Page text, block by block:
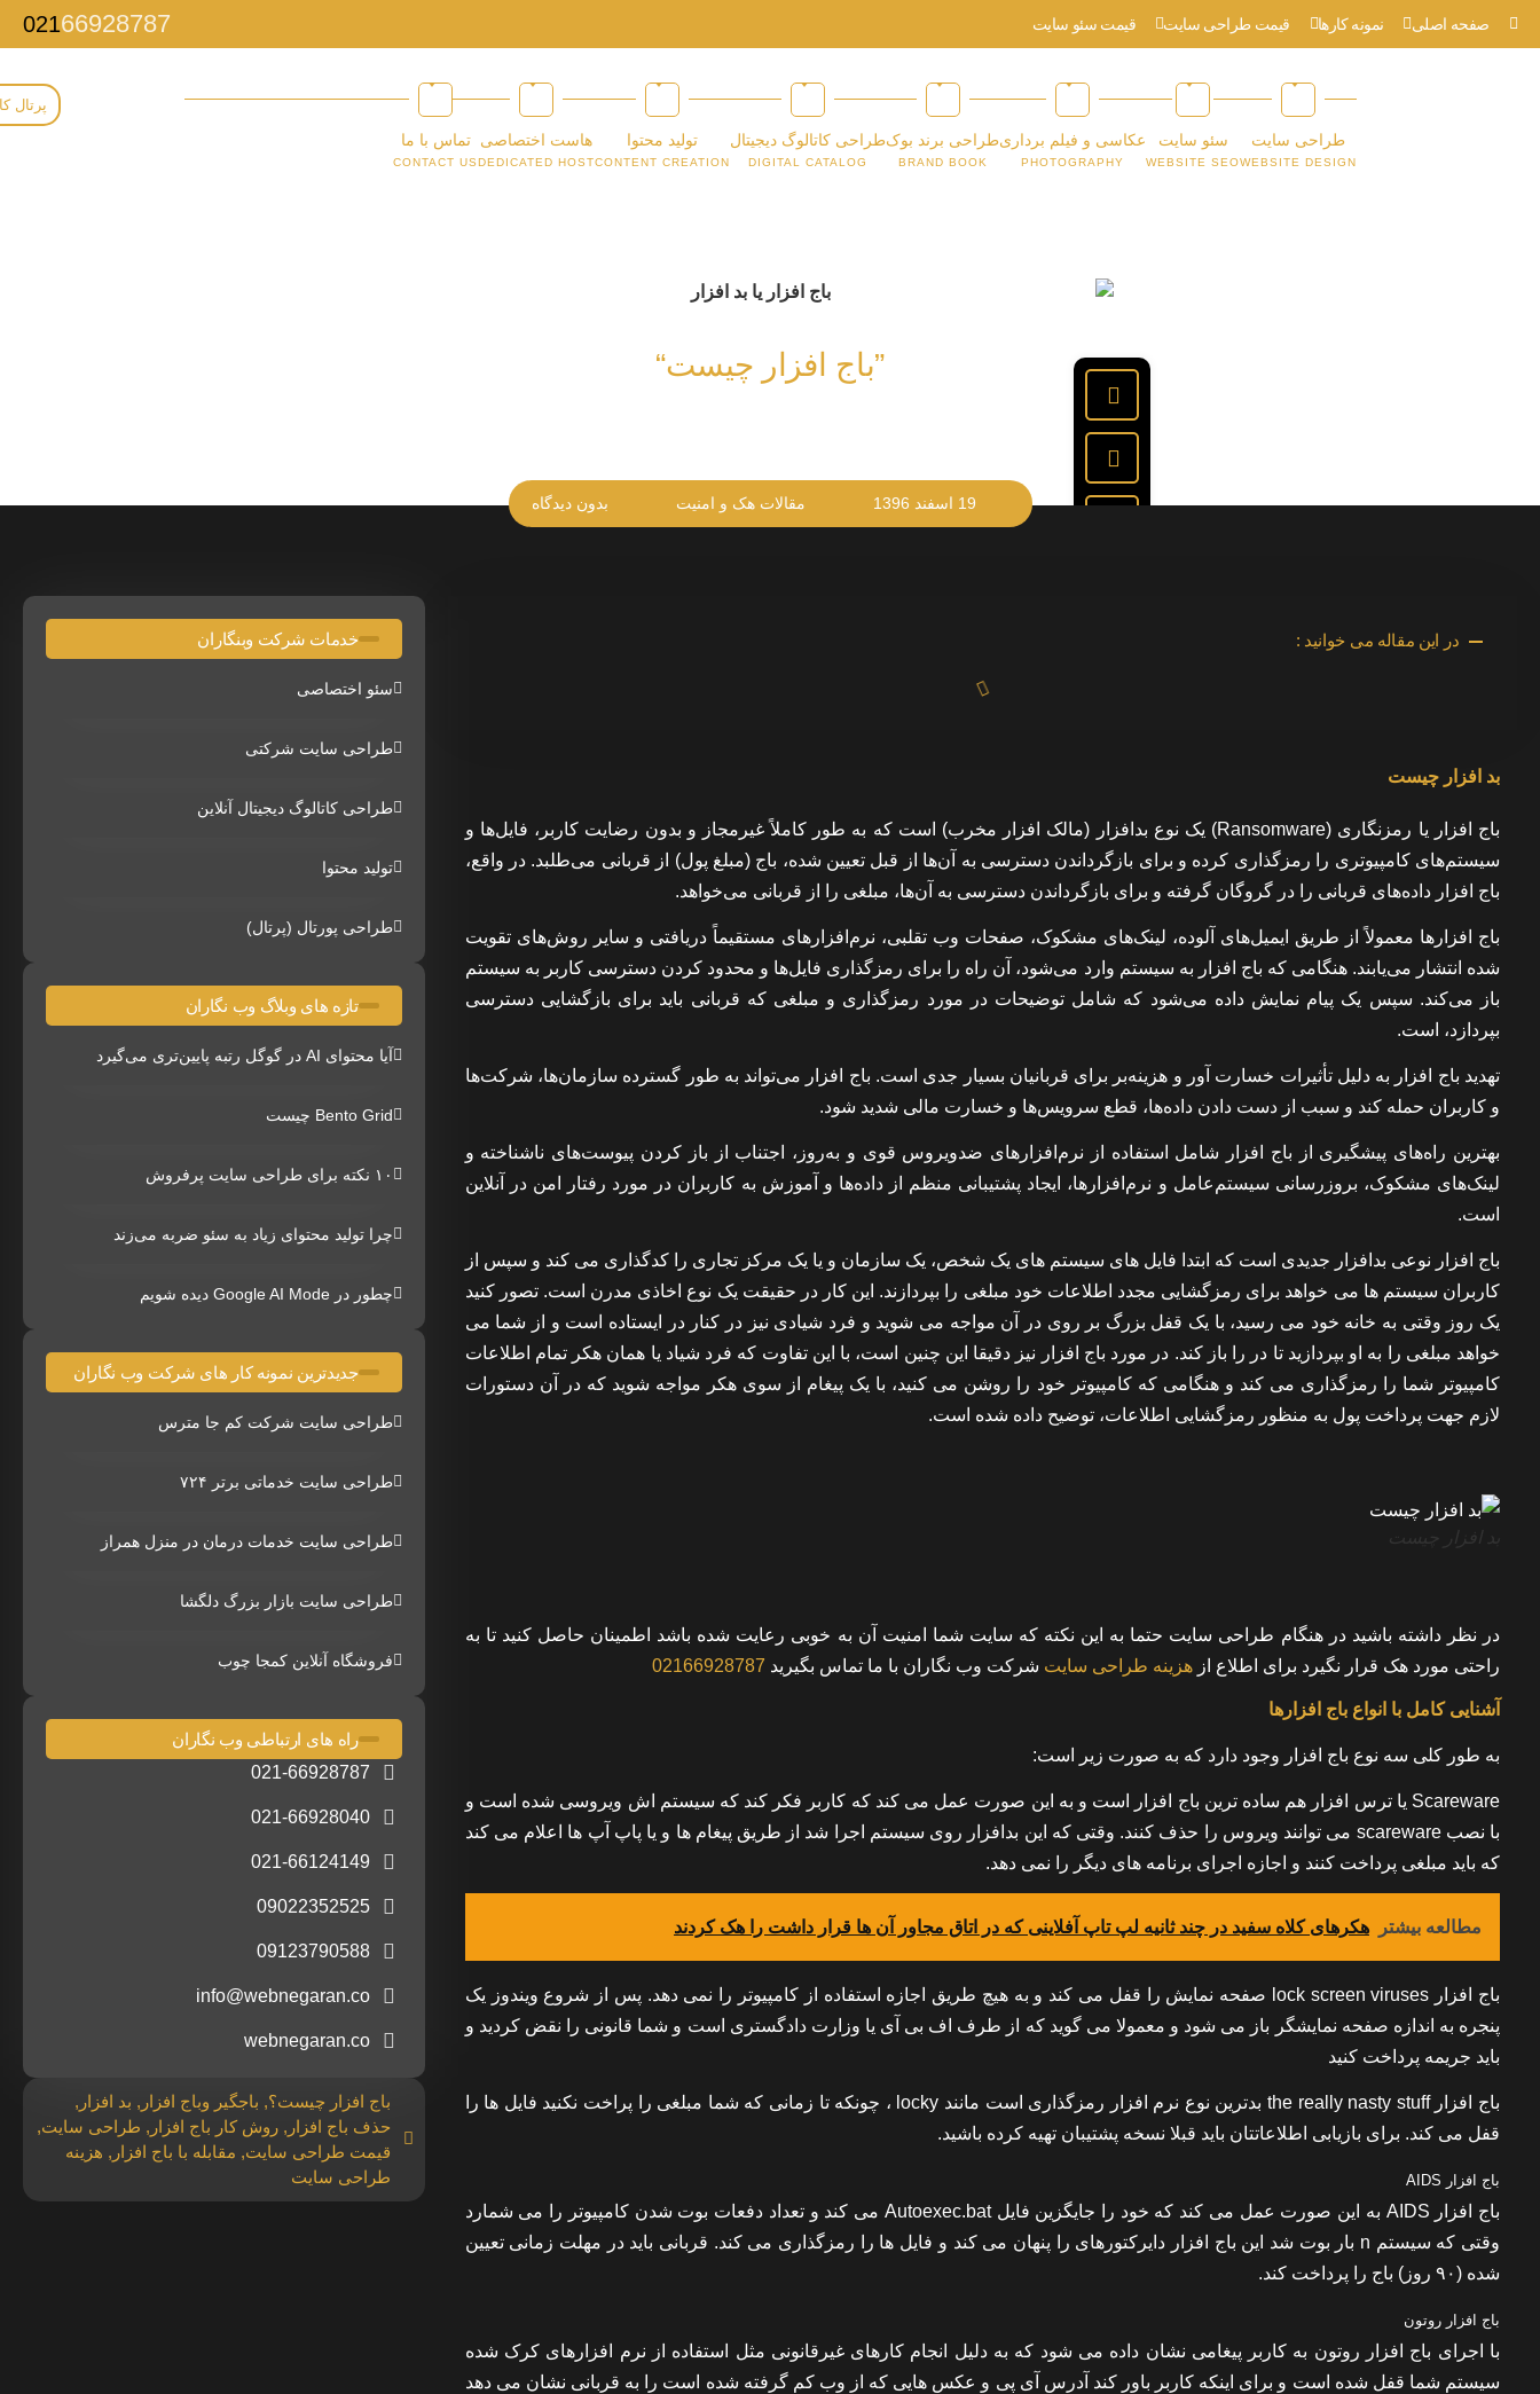
صفحه اصلی نمونه کارها قیمت طراحی سایت قیمت سئو سایت 02166928787
طراحی سایت
WEBSITE DESIGN
سئو سایت
WEBSITE SEO
عکاسی و فیلم برداری
PHOTOGRAPHY
طراحی برند بوک
BRAND BOOK
طراحی کاتالوگ دیجیتال
DIGITAL CATALOG
تولید محتوا
CONTENT CREATION
هاست اختصاصی
DEDICATED HOST
تماس با ما
CONTACT US
پرتال
”باج افزار چیست“
19 اسفند 1396 مقالات هک و امنیت بدون دیدگاه
در این مقاله می خوانید :
بد افزار چیست
باج افزار یا رمزنگاری‌ (Ransomware) یک نوع بدافزار (مالک افزار مخرب) است که به طور کاملاً غیرمجاز و بدون رضایت کاربر، فایل‌ها و
سیستم‌های کامپیوتری را رمزگذاری کرده و برای بازگرداندن دسترسی به آن‌ها از قبل تعیین شده، باج (مبلغ پول) از قربانی می‌طلبد. در واقع،
باج افزار داده‌های قربانی را در گروگان گرفته و برای بازگرداندن دسترسی به آن‌ها، مبلغی را از قربانی می‌خواهد.
باج افزارها معمولاً از طریق ایمیل‌های آلوده، لینک‌های مشکوک، صفحات وب تقلبی، نرم‌افزارهای مستقیماً دریافتی و سایر روش‌های تقویت
شده انتشار می‌یابند. هنگامی که باج افزار به سیستم وارد می‌شود، آن راه را برای رمزگذاری فایل‌ها و محدود کردن دسترسی کاربر به سیستم
باز می‌کند. سپس یک پیام نمایش داده می‌شود که شامل توضیحات در مورد رمزگذاری و مبلغی که قربانی باید برای بازگشایی دسترسی
بپردازد، است.
تهدید باج افزار به دلیل تأثیرات خسارت‌ آور و هزینه‌بر برای قربانیان بسیار جدی است. باج افزار می‌تواند به طور گسترده سازمان‌ها، شرکت‌ها
و کاربران حمله کند و سبب از دست دادن داده‌ها، قطع سرویس‌ها و خسارت مالی شدید شود.
بهترین راه‌های پیشگیری از باج افزار شامل استفاده از نرم‌افزارهای ضدویروس قوی و به‌روز، اجتناب از باز کردن پیوست‌های ناشناخته و
لینک‌های مشکوک، بروزرسانی سیستم‌عامل و نرم‌افزارها، ایجاد پشتیبانی منظم از داده‌ها و آموزش به کاربران در مورد رفتار امن در آنلاین
است.
باج افزار نوعی بدافزار جدیدی است که ابتدا فایل های سیستم های یک شخص، یک سازمان و یا یک مرکز تجاری را کدگذاری می کند و سپس از
کاربران سیستم ها می خواهد برای رمزگشایی مجدد اطلاعات خود مبلغی را بپردازند. این کار در حقیقت یک نوع اخاذی مدرن است. تصور کنید
یک روز وقتی به خانه خود می رسید، با یک قفل بزرگ بر روی در آن مواجه می شوید و فرد شیادی نیز در کنار در ایستاده است و از شما می
خواهد مبلغی را به او بپردازید تا در را باز کند. در مورد باج افزار نیز دقیقا این چنین است، با این تفاوت که فرد شیاد یا همان هکر تمام اطلاعات
کامپیوتر شما را رمزگذاری می کند و هنگامی که کامپیوتر خود را روشن می کنید، با یک پیغام از سوی هکر مواجه شوید که در آن دستورات
لازم جهت پرداخت پول به منظور رمزگشایی اطلاعات، توضیح داده شده است.
بد افزار چیست
در نظر داشته باشید در هنگام طراحی سایت حتما به این نکته که سایت شما امنیت آن به خوبی رعایت شده باشد اطمینان حاصل کنید تا به
راحتی مورد هک قرار نگیرد برای اطلاع از هزینه طراحی سایت شرکت وب نگاران با ما تماس بگیرید 02166928787
آشنایی کامل با انواع باج افزارها
به طور کلی سه نوع باج افزار وجود دارد که به صورت زیر است:
Scareware یا ترس افزار هم ساده ترین باج افزار است و به این صورت عمل می کند که کاربر فکر کند که سیستم اش ویروسی شده است و
با نصب scareware می توانند ویروس را حذف کنند. وقتی که این بدافزار روی سیستم اجرا شد از طریق پیغام ها و یا پاپ آپ ها اعلام می کند
که باید مبلغی پرداخت کنند و اجازه اجرای برنامه های دیگر را نمی دهد.
مطالعه بیشتر هکرهای کلاه سفید در چند ثانیه لپ تاپ آفلاینی که در اتاق مجاور آن ها قرار داشت را هک کردند
باج افزار lock screen viruses صفحه نمایش را قفل می کند و به هیچ طریق اجازه استفاده از کامپیوتر را نمی دهد. پس از شروع ویندوز یک
پنجره به اندازه صفحه نمایشگر باز می شود و معمولا می گوید که از طرف اف بی آی یا وزارت دادگستری است و شما قانونی را نقض کردید و
باید جریمه پرداخت کنید
باج افزار the really nasty stuff بدترین نوع نرم افزار رمزگذاری است مانند locky ، چونکه تا زمانی که شما مبلغی را پراخت نکنید فایل ها را
قفل می کند. برای بازیابی اطلاعاتتان باید قبلا نسخه پشتیبان تهیه کرده باشید.
باج افزار AIDS
باج افزار AIDS به این صورت عمل می کند که خود را جایگزین فایل Autoexec.bat می کند و تعداد دفعات بوت شدن کامپیوتر را می شمارد
وقتی که سیستم n بار بوت شد این باج افزار دایرکتورهای را پنهان می کند و فایل ها را رمزگذاری می کند. قربانی باید در مهلت زمانی تعیین
شده (۹۰ روز) باج را پرداخت کند.
باج افزار روتون
با اجرای باج افزار روتون به کاربر پیغامی نشان داده می شود که به دلیل انجام کارهای غیرقانونی مثل استفاده از نرم افزارهای کرک شده
سیستم شما قفل شده است و برای اینکه کاربر باور کند آدرس آی پی و عکس هایی که از وب کم گرفته شده است را به قربانی نشان می دهد
خدمات شرکت وبنگاران
سئو اختصاصی
طراحی سایت شرکتی
طراحی کاتالوگ دیجیتال آنلاین
تولید محتوا
طراحی پورتال (پرتال)
تازه های وبلاگ وب نگاران
آیا محتوای AI در گوگل رتبه پایین‌تری می‌گیرد
Bento Grid چیست
۱۰ نکته برای طراحی سایت پرفروش
چرا تولید محتوای زیاد به سئو ضربه می‌زند
چطور در Google AI Mode دیده شویم
جدیدترین نمونه کار های شرکت وب نگاران
طراحی سایت شرکت کم جا مترس
طراحی سایت خدماتی برتر ۷۲۴
طراحی سایت خدمات درمان در منزل همراز
طراحی سایت بازار بزرگ دلگشا
فروشگاه آنلاین کمجا چوب
راه های ارتباطی وب نگاران
021-66928787
021-66928040
021-66124149
09022352525
09123790588
info@webnegaran.co
webnegaran.co
باج افزار چیست؟, باجگیر وباج افزار , بد افزار ,
حذف باج افزار ,روش کار باج افزار , طراحی سایت,
قیمت طراحی سایت, مقابله با باج افزار , هزینه
طراحی سایت